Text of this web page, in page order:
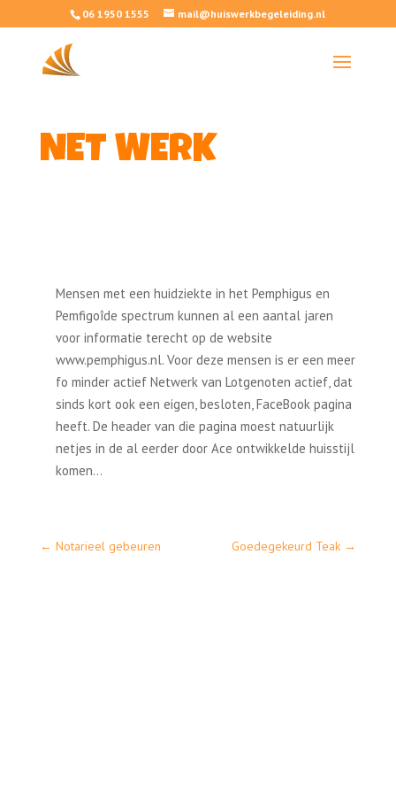
06 1950 1555 mail@huiswerkbegeleiding.nl
NET WERK
Mensen met een huidziekte in het Pemphigus en
Pemfigoîde spectrum kunnen al een aantal jaren
voor informatie terecht op de website
www.pemphigus.nl. Voor deze mensen is er een meer
fo minder actief Netwerk van Lotgenoten actief, dat
sinds kort ook een eigen, besloten, FaceBook pagina
heeft. De header van die pagina moest natuurlijk
netjes in de al eerder door Ace ontwikkelde huisstijl
komen…
← Notarieel gebeuren Goedegekeurd Teak →